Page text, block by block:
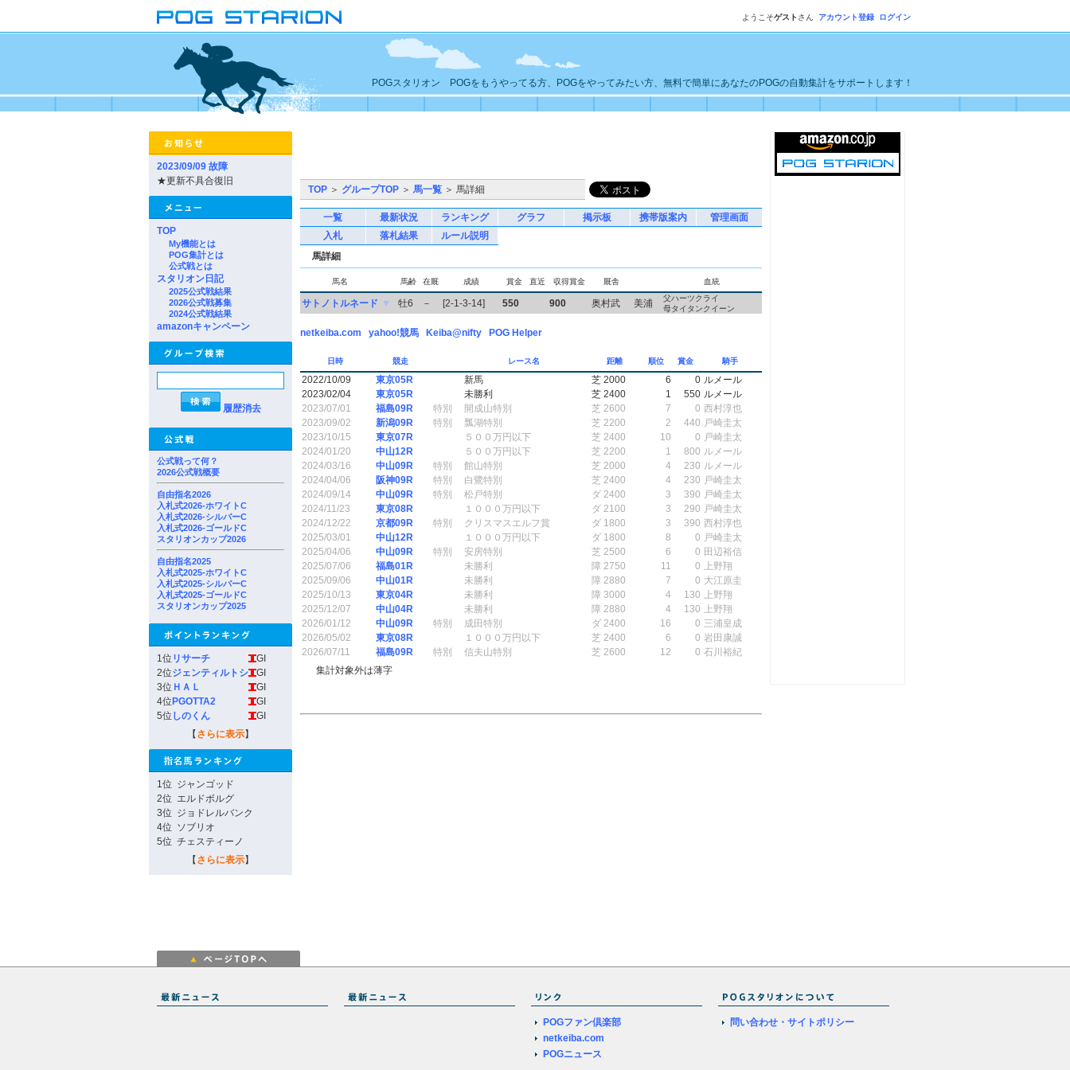
ようこそゲスト さん アカウント登録 ログイン
POGスタリオン POGをもうやってる方、POGをやってみたい方、無料で簡単にあなたのPOGの自動集計をサポートします！
2023/09/09 故障
★更新不具合復旧
TOP
My機能とは
POG集計とは
公式戦とは
スタリオン日記
2025公式戦結果
2026公式戦募集
2024公式戦結果
amazonキャンペーン
履歴消去
公式戦って何？
2026公式戦概要
自由指名2026
入札式2026-ホワイトC
入札式2026-シルバーC
入札式2026-ゴールドC
スタリオンカップ2026
自由指名2025
入札式2025-ホワイトC
入札式2025-シルバーC
入札式2025-ゴールドC
スタリオンカップ2025
1位 リサーチ
GI
2位ジェンティルトシ
GI
3位 ＨＡＬ
GI
4位 PGOTTA2
GI
5位 しのくん
GI
【 さらに表示】
1位 ジャンゴッド
2位 エルドボルグ
3位 ジョドレルバンク
4位 ソブリオ
5位 チェスティーノ
【 さらに表示】
TOP ＞ グループTOP ＞ 馬一覧 ＞ 馬詳細
一覧 最新状況 ランキング グラフ 掲示板 携帯版案内
管理画面
入札
落札結果
ルール説明
馬詳細
馬名 馬齢 在厩 成績 賞金 直近 収得賞金 厩舎 血統
サトノトルネード ▼ 牡6 － [2-1-3-14] 550 900 奥村武 美浦
父ハーツクライ
母タイタンクイーン
netkeiba.com yahoo!競馬 Keiba@nifty POG Helper
日時 競走 レース名 距離 順位 賞金 騎手
2022/10/09 東京05R 新馬 芝 2000 6 0 ルメール
2023/02/04
東京05R 未勝利 芝 2400 1 550 ルメール
2023/07/01
福島09R 特別 開成山特別 芝 2600 7 0 西村淳也
2023/09/02
新潟09R 特別 瓢湖特別 芝 2200 2 440 戸崎圭太
2023/10/15
東京07R ５００万円以下 芝 2400 10 0 戸崎圭太
2024/01/20
中山12R ５００万円以下 芝 2200 1 800 ルメール
2024/03/16
中山09R 特別 館山特別 芝 2000 4 230 ルメール
2024/04/06
阪神09R 特別 白鷺特別 芝 2400 4 230 戸崎圭太
2024/09/14
中山09R 特別 松戸特別 ダ 2400 3 390 戸崎圭太
2024/11/23
東京08R １０００万円以下 ダ 2100 3 290 戸崎圭太
2024/12/22
京都09R 特別 クリスマスエルフ賞 ダ 1800 3 390 西村淳也
2025/03/01
中山12R １０００万円以下 ダ 1800 8 0 戸崎圭太
2025/04/06
中山09R 特別 安房特別 芝 2500 6 0 田辺裕信
2025/07/06
福島01R 未勝利 障 2750 11 0
上野翔
2025/09/06
中山01R 未勝利 障 2880 7 0 大江原圭
2025/10/13
東京04R 未勝利 障 3000 4 130
上野翔
2025/12/07
中山04R 未勝利 障 2880 4 130
上野翔
2026/01/12
中山09R 特別 成田特別 ダ 2400 16 0 三浦皇成
2026/05/02
東京08R １０００万円以下 芝 2400 6 0 岩田康誠
2026/07/11
福島09R 特別 信夫山特別 芝 2600 12 0 石川裕紀
集計対象外は薄字
POGファン倶楽部
netkeiba.com
POGニュース
問い合わせ・サイトポリシー